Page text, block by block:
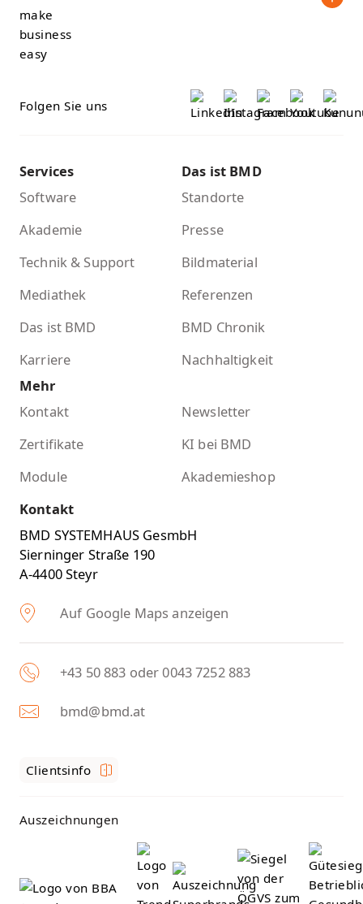
Folgen Sie uns
Services
Software
Akademie
Technik & Support
Mediathek
Das ist BMD
Karriere
Das ist BMD
Standorte
Presse
Bildmaterial
Referenzen
BMD Chronik
Nachhaltigkeit
Mehr
Kontakt
Newsletter
Zertifikate
KI bei BMD
Module
Akademieshop
Kontakt
BMD SYSTEMHAUS GesmbH
Sierninger Straße 190
A-4400 Steyr
Auf Google Maps anzeigen
+43 50 883 oder 0043 7252 883
bmd@bmd.at
Clientsinfo
Auszeichnungen